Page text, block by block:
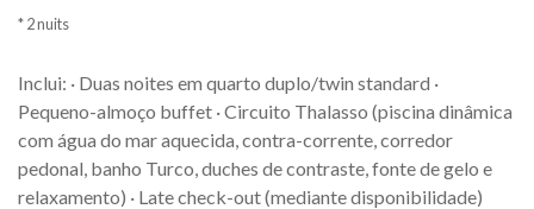
2 nuits
Inclui: · Duas noites em quarto duplo/twin standard ·
Pequeno-almoço buffet · Circuito Thalasso (piscina dinâmica
com água do mar aquecida, contra-corrente, corredor
pedonal, banho Turco, duches de contraste, fonte de gelo e
relaxamento) · Late check-out (mediante disponibilidade)